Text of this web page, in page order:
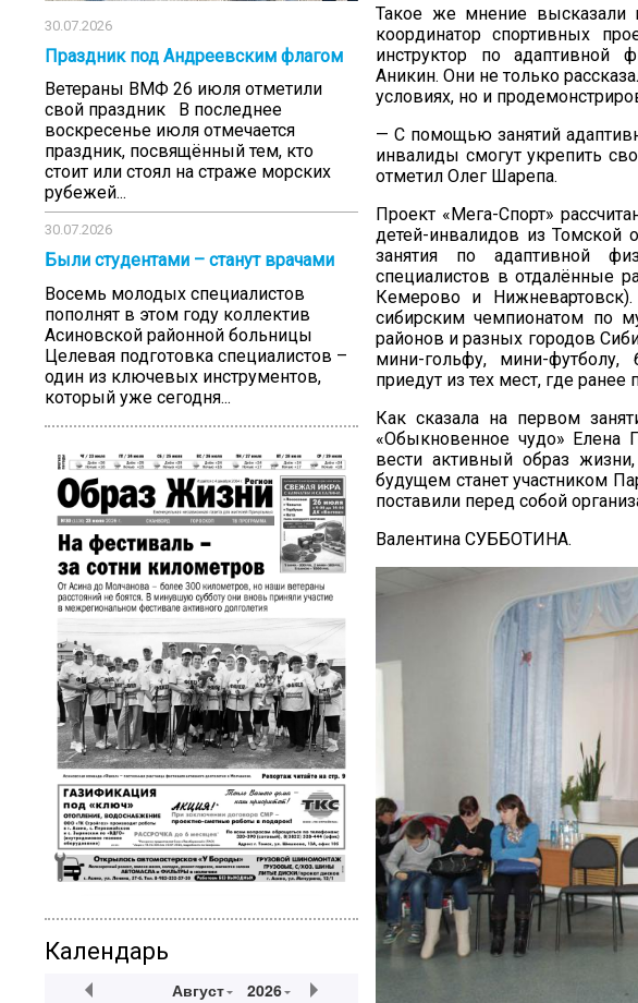
30.07.2026
Праздник под Андреевским флагом
Ветераны ВМФ 26 июля отметили
свой праздник В последнее
воскресенье июля отмечается
праздник, посвящённый тем, кто
стоит или стоял на страже морских
рубежей...
30.07.2026
Были студентами – станут врачами
Восемь молодых специалистов
пополнят в этом году коллектив
Асиновской районной больницы
Целевая подготовка специалистов –
один из ключевых инструментов,
который уже сегодня...
Календарь
Август 2026
Такое же мнение высказали
координатор спортивных
инструктор по адаптивной
Аникин. Они не только
условиях, но и
— С помощью занятий
инвалиды смогут укрепить
отметил Олег Шарепа.
Проект «Мега-Спорт»
детей-инвалидов из Томской
занятия по адаптивной
специалистов в отдалённые
Кемерово и
сибирским чемпионатом по
районов и разных городов
мини-гольфу, мини-
приедут из тех мест, где
Как сказала на первом
«Обыкновенное чудо» Елена
вести активный образ
будущем станет участником
поставили перед собой
Валентина СУББОТИНА.